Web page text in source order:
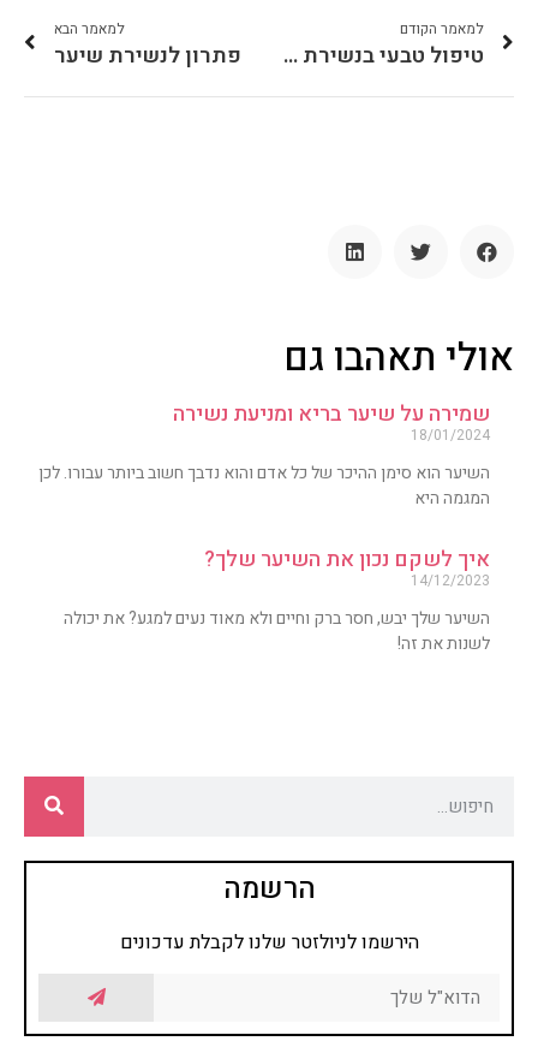
למאמר הקודם
טיפול טבעי בנשירת שיער
למאמר הבא
פתרון לנשירת שיער
אולי תאהבו גם
שמירה על שיער בריא ומניעת נשירה
18/01/2024
השיער הוא סימן ההיכר של כל אדם והוא נדבך חשוב ביותר עבורו. לכן
המגמה היא
איך לשקם נכון את השיער שלך?
14/12/2023
השיער שלך יבש, חסר ברק וחיים ולא מאוד נעים למגע? את יכולה
לשנות את זה!
הרשמה
הירשמו לניולזטר שלנו לקבלת עדכונים